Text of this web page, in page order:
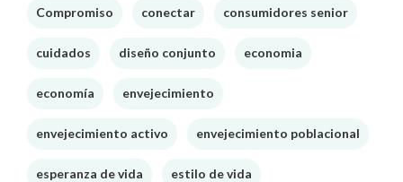
Compromiso conectar consumidores senior
cuidados diseño conjunto economia
economía envejecimiento
envejecimiento activo envejecimiento poblacional
esperanza de vida estilo de vida